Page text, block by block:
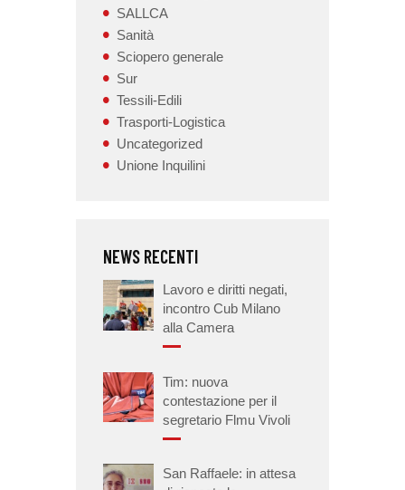
SALLCA
Sanità
Sciopero generale
Sur
Tessili-Edili
Trasporti-Logistica
Uncategorized
Unione Inquilini
NEWS RECENTI
Lavoro e diritti negati,
incontro Cub Milano
alla Camera
Tim: nuova
contestazione per il
segretario Flmu Vivoli
San Raffaele: in attesa